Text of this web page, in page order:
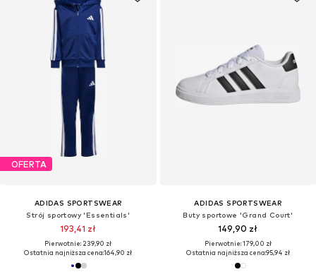
OFERTA
ADIDAS SPORTSWEAR
Strój sportowy 'Essentials'
193,41 zł
Pierwotnie: 239,90 zł
Ostatnia najniższa cena:164,90 zł
ADIDAS SPORTSWEAR
Buty sportowe 'Grand Court'
149,90 zł
Pierwotnie: 179,00 zł
Ostatnia najniższa cena:95,94 zł